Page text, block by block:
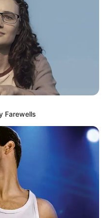
DE MEDELLÍN
DE AGUA
Farewells